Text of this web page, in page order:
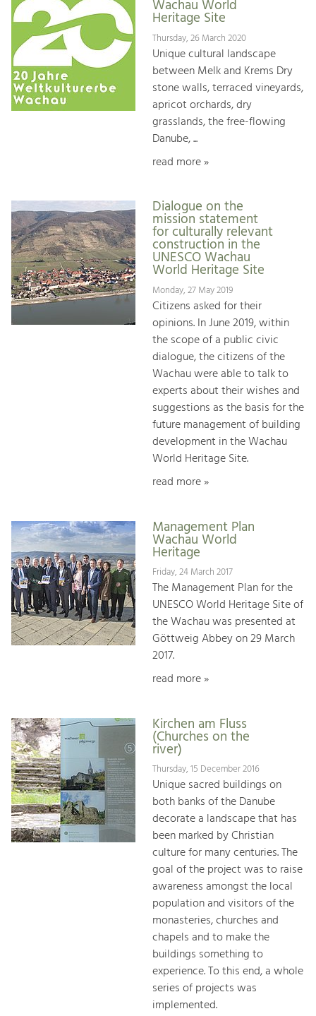
Wachau World
Heritage Site
Thursday, 26 March 2020
Unique cultural landscape
between Melk and Krems Dry
stone walls, terraced vineyards,
apricot orchards, dry
grasslands, the free-flowing
Danube, ...
read more »
Dialogue on the
mission statement
for culturally relevant
construction in the
UNESCO Wachau
World Heritage Site
Monday, 27 May 2019
Citizens asked for their
opinions. In June 2019, within
the scope of a public civic
dialogue, the citizens of the
Wachau were able to talk to
experts about their wishes and
suggestions as the basis for the
future management of building
development in the Wachau
World Heritage Site.
read more »
Management Plan
Wachau World
Heritage
Friday, 24 March 2017
The Management Plan for the
UNESCO World Heritage Site of
the Wachau was presented at
Göttweig Abbey on 29 March
2017.
read more »
Kirchen am Fluss
(Churches on the
river)
Thursday, 15 December 2016
Unique sacred buildings on
both banks of the Danube
decorate a landscape that has
been marked by Christian
culture for many centuries. The
goal of the project was to raise
awareness amongst the local
population and visitors of the
monasteries, churches and
chapels and to make the
buildings something to
experience. To this end, a whole
series of projects was
implemented.